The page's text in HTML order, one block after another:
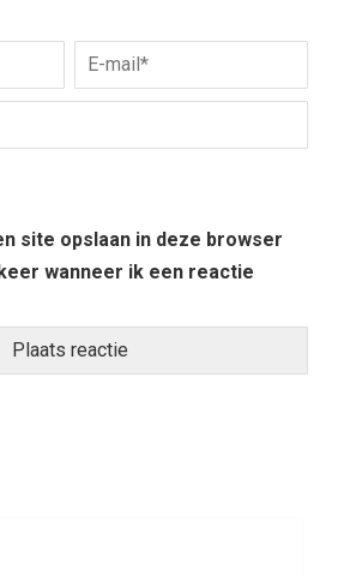
site opslaan in deze browser
wanneer ik een reactie